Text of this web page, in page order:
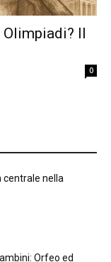
Il
0
centrale nella
Orfeo ed